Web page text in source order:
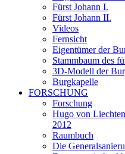
Fürst Johann I.
Fürst Johann II.
Videos
Fernsicht
Eigentümer der
Stammbaum des
3D-Modell der
Burgkapelle
FORSCHUNG
Forschung
Hugo von
2012
Raumbuch
Die